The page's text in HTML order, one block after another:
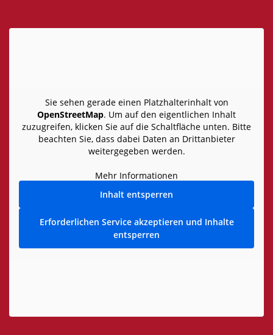
Sie sehen gerade einen Platzhalterinhalt von
OpenStreetMap. Um auf den eigentlichen Inhalt
zuzugreifen, klicken Sie auf die Schaltfläche unten. Bitte
beachten Sie, dass dabei Daten an Drittanbieter
weitergegeben werden.
Mehr Informationen
Inhalt entsperren
Erforderlichen Service akzeptieren und Inhalte
entsperren